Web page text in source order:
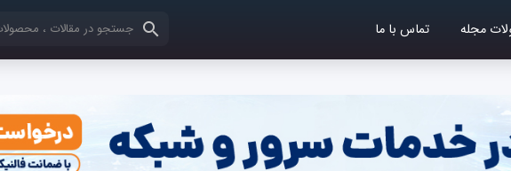
مجله تماس با ما کلمات کلیدی خود را وارد کنید